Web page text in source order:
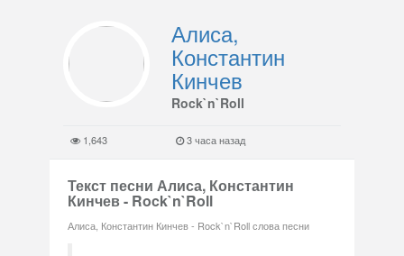
Алиса,
Константин
Кинчев
Rock`n`Roll
1,643 3 часа назад
Текст песни Алиса, Константин
Кинчев - Rock`n`Roll
Алиса, Константин Кинчев - Rock`n`Roll слова песни